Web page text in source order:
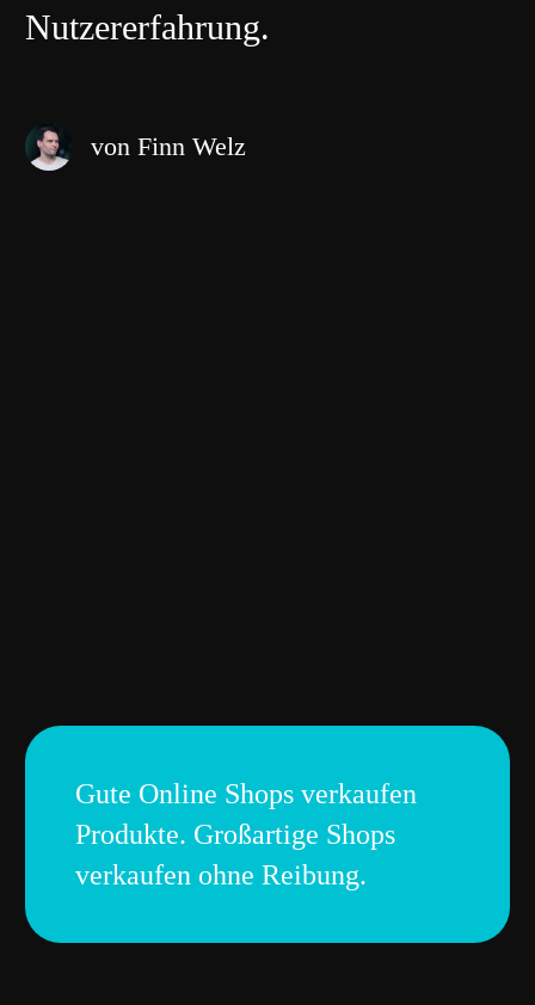
Nutzererfahrung.
von Finn Welz
Gute Online Shops verkaufen
Produkte. Großartige Shops
verkaufen ohne Reibung.